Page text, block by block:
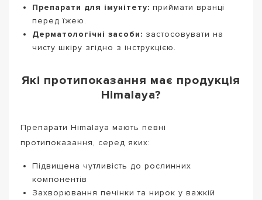
Препарати для імунітету: приймати вранці
перед їжею.
Дерматологічні засоби: застосовувати на
чисту шкіру згідно з інструкцією.
Які протипоказання має продукція
Himalaya?
Препарати Himalaya мають певні
протипоказання, серед яких:
Підвищена чутливість до рослинних
компонентів
Захворювання печінки та нирок у важкій